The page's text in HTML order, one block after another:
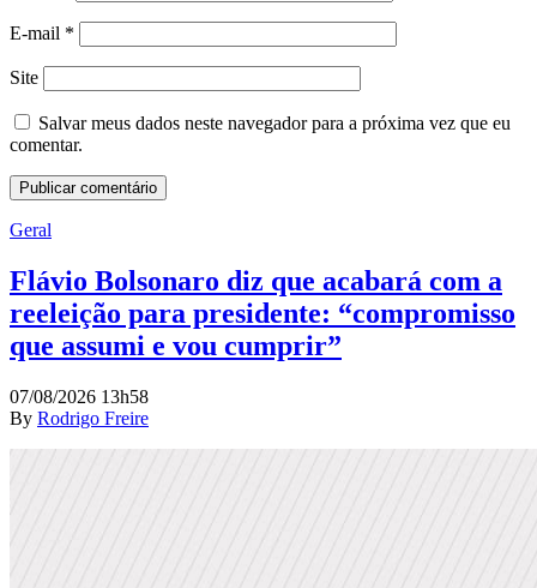
E-mail *
Site
Salvar meus dados neste navegador para a próxima vez que eu
comentar.
Geral
Flávio Bolsonaro diz que acabará com a
reeleição para presidente: “compromisso
que assumi e vou cumprir”
07/08/2026 13h58
By Rodrigo Freire